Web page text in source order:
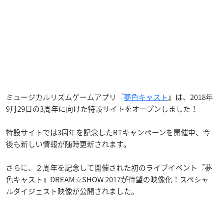
ミュージカルリズムゲームアプリ『夢色キャスト』は、2018年
9月29日の3周年に向けた特設サイトをオープンしました！
特設サイトでは3周年を記念したRTキャンペーンを開催中、今
後も新しい情報が随時更新されます。
さらに、２周年を記念して開催された初のライブイベント『夢
色キャスト』DREAM☆SHOW 2017が待望の映像化！スペシャ
ルダイジェスト映像が公開されました。